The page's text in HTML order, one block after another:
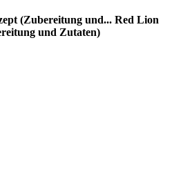
(Zubereitung und... Red Lion
und Zutaten)